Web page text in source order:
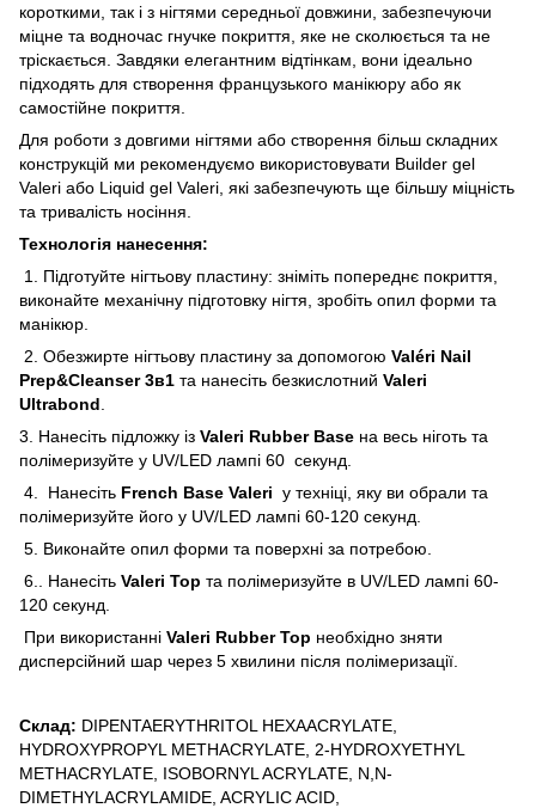
короткими, так і з нігтями середньої довжини, забезпечуючи
міцне та водночас гнучке покриття, яке не сколюється та не
тріскається. Завдяки елегантним відтінкам, вони ідеально
підходять для створення французького манікюру або як
самостійне покриття.
Для роботи з довгими нігтями або створення більш складних
конструкцій ми рекомендуємо використовувати Builder gel
Valeri або Liquid gel Valeri, які забезпечують ще більшу міцність
та тривалість носіння.
Технологія нанесення:
1. Підготуйте нігтьову пластину: зніміть попереднє покриття,
виконайте механічну підготовку нігтя, зробіть опил форми та
манікюр.
2. Обезжирте нігтьову пластину за допомогою Valéri Nail
Prep&Cleanser 3в1 та нанесіть безкислотний Valeri
Ultrabond
3. Нанесіть підложку із Valeri Rubber Base на весь ніготь та
полімеризуйте у UV/LED лампі 60 секунд.
4. Нанесіть French Base Valeri у техніці, яку ви обрали та
полімеризуйте його у UV/LED лампі 60-120 секунд.
5. Виконайте опил форми та поверхні за потребою.
6.. Нанесіть Valeri Top та полімеризуйте в UV/LED лампі 60-
120 секунд.
При використанні Valeri Rubber Top необхідно зняти
дисперсійний шар через 5 хвилини після полімеризації.
Склад: DIPENTAERYTHRITOL HEXAACRYLATE,
HYDROXYPROPYL METHACRYLATE, 2-HYDROXYETHYL
METHACRYLATE, ISOBORNYL ACRYLATE, N,N-
DIMETHYLACRYLAMIDE, ACRYLIC ACID,